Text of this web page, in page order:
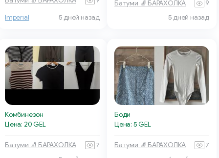
Imperial 5 дней назад
Батуми 🧦 БАРАХОЛКА
9
5 дней назад
Комбинезон
Цена: 20 GEL
Батуми 🧦 БАРАХОЛКА
7
Боди
Цена: 5 GEL
Батуми 🧦 БАРАХОЛКА
7